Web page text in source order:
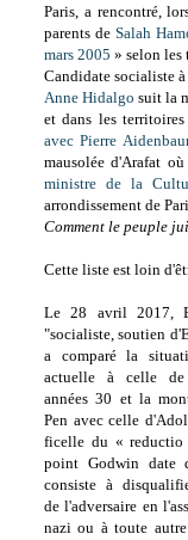
Paris , a rencontré,
parents de Salah
mars 2005 » selon les
Candidate socialiste
Anne Hidalgo suit la
et dans les
avec Pierre
mausolée d'Arafat
ministre de la
arrondissement de
Comment le peuple
Cette liste est loin
Le 28 avril 2017,
"socialiste, soutien
a comparé la
actuelle à celle de
années 30 et la
Pen avec celle
ficelle du «
point Godwin date
consiste à
de l'adversaire en
nazi ou à toute